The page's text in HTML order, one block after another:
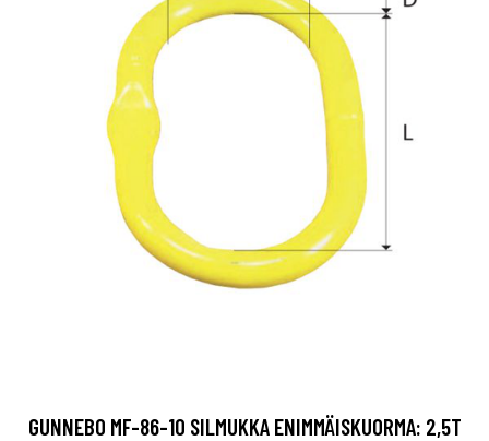
GUNNEBO MF-86-10 SILMUKKA ENIMMÄISKUORMA: 2,5T